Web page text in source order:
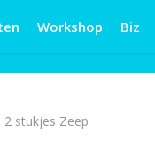
Workshop Biz
stukjes Zeep